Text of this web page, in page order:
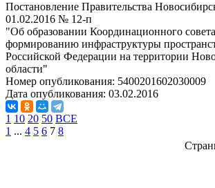
Постановление Правительства
01.02.2016 № 12-п
"Об образовании Координационного
формированию инфраструктуры
Российской Федерации на территории
области"
Номер опубликования: 5400201602030009
Дата опубликования: 03.02.2016
1 10 20 50 ВСЕ
1 ... 4 5 6 7 8